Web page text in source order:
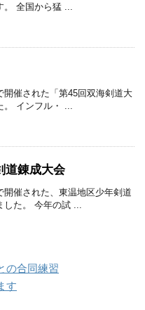
全国から猛 ...
開催された「第45回双海剣道大
インフル・ ...
道錬成大会
開催された、東温地区少年剣道
た。 今年の試 ...
の合同練習
す